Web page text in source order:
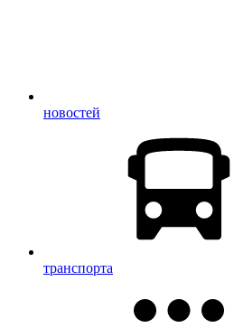
новостей
транспорта